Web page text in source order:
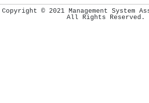
Copyright © 2021 Management System
All Rights Reserved.